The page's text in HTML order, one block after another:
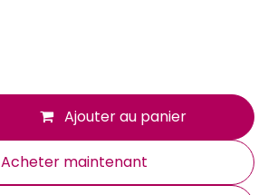
Ajouter au panier
Acheter maintenant